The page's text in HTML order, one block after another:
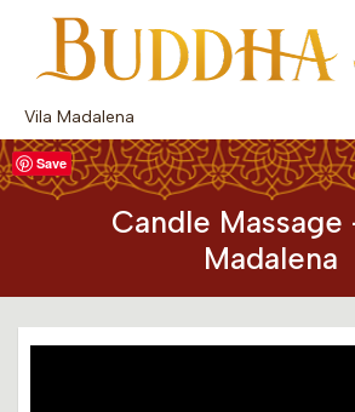
Vila Madalena
Candle Massage
Madalena
Save